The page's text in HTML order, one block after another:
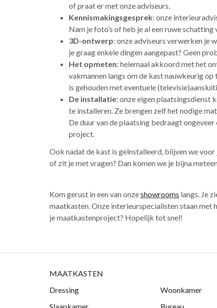
of praat er met onze adviseurs.
Kennismakingsgesprek: onze
Nam je foto’s of heb je al een ruwe
3D-ontwerp: onze adviseurs verwerken je
je graag enkele dingen aangepast? Geen
Het opmeten: helemaal akkoord met het
vakmannen langs om de kast nauwkeurig
is gehouden met eventuele
De installatie: onze eigen plaatsingsdienst
te installeren. Ze brengen zelf het nodige
De duur van de plaatsing bedraagt
project.
Ook nadat de kast is geïnstalleerd, blijven we
of zit je met vragen? Dan komen we je bijna
Kom gerust in een van onzeshowrooms langs. Je
maatkasten. Onze interieurspecialisten staan
je maatkastenproject? Hopelijk tot snel!
MAATKASTEN
Dressing
Woonkamer